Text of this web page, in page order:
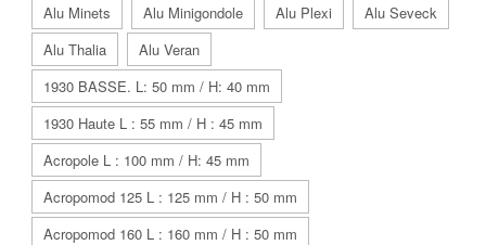
Alu Minets
Alu Minigondole Alu Plexi
Alu Seveck
Alu Thalia
Alu Veran
1930 BASSE. L: 50 mm / H: 40 mm
1930 Haute L : 55 mm / H : 45 mm
Acropole L : 100 mm / H: 45 mm
Acropomod 125 L : 125 mm / H : 50 mm
Acropomod 160 L : 160 mm / H : 50 mm